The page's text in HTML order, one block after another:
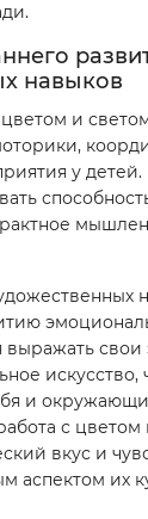
навыков
и
у
выражать
искусство,
и
с цветом
вкус и
аспектом их